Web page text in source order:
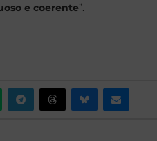
e coerente”.